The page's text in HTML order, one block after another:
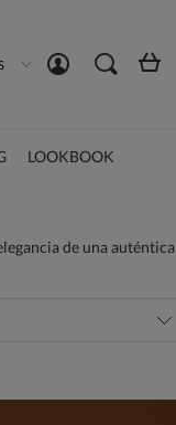
LOOKBOOK
de una auténtica